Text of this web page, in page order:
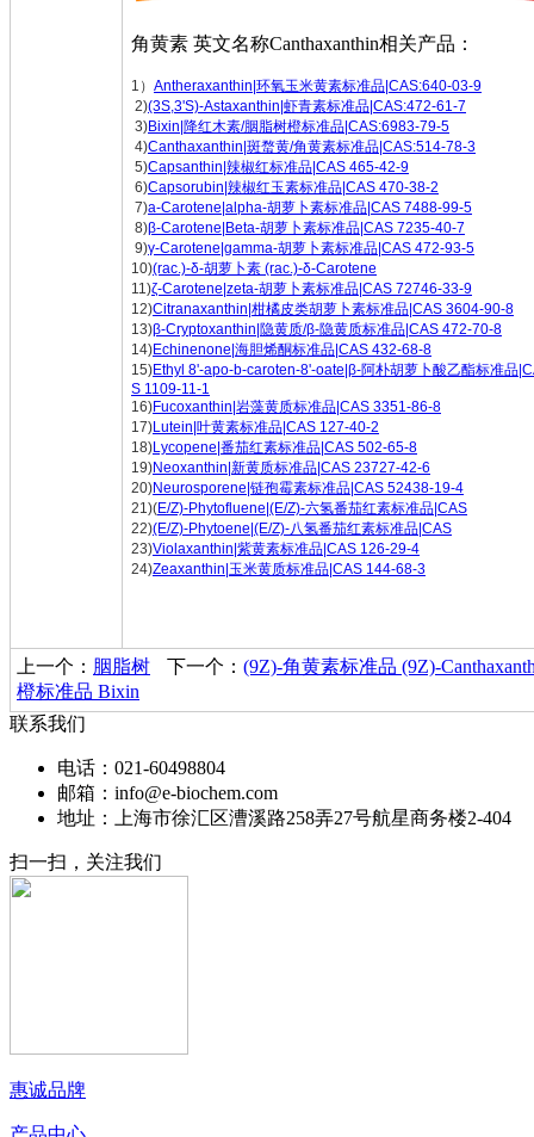
角黄素 英文名称Canthaxanthin相关产品：
1） Antheraxanthin|环氧玉米黄素标准品|CAS:640-03-9
2)(3S,3'S)-Astaxanthin|虾青素标准品|CAS:472-61-7
3)Bixin|降红木素/胭脂树橙标准品|CAS:6983-79-5
4)Canthaxanthin|斑蝥黄/角黄素标准品|CAS:514-78-3
5)Capsanthin|辣椒红标准品|CAS 465-42-9
6)Capsorubin|辣椒红玉素标准品|CAS 470-38-2
7)a-Carotene|alpha-胡萝卜素标准品|CAS 7488-99-5
8)β-Carotene|Beta-胡萝卜素标准品|CAS 7235-40-7
9)γ-Carotene|gamma-胡萝卜素标准品|CAS 472-93-5
10)(rac.)‐δ-胡萝卜素 (rac.)‐δ‐Carotene
11)ζ-Carotene|zeta-胡萝卜素标准品|CAS 72746-33-9
12)Citranaxanthin|柑橘皮类胡萝卜素标准品|CAS 3604-90-8
13)β-Cryptoxanthin|隐黄质/β-隐黄质标准品|CAS 472-70-8
14)Echinenone|海胆烯酮标准品|CAS 432-68-8
15)Ethyl 8'-apo-b-caroten-8'-oate|β-阿朴胡萝卜酸乙酯标准品
S 1109-11-1
16)Fucoxanthin|岩藻黄质标准品|CAS 3351-86-8
17)Lutein|叶黄素标准品|CAS 127-40-2
18)Lycopene|番茄红素标准品|CAS 502-65-8
19)Neoxanthin|新黄质标准品|CAS 23727-42-6
20)Neurosporene|链孢霉素标准品|CAS 52438-19-4
21)(E/Z)-Phytofluene|(E/Z)-六氢番茄红素标准品|CAS
22)(E/Z)-Phytoene|(E/Z)-八氢番茄红素标准品|CAS
23)Violaxanthin|紫黄素标准品|CAS 126-29-4
24)Zeaxanthin|玉米黄质标准品|CAS 144-68-3
下一个： (9Z)-角黄素标准品
上一个： 胭脂树
橙标准品 Bixin
联系我们
电话：021-60498804
邮箱：info@e-biochem.com
地址：上海市徐汇区漕溪路258弄27号航星商务楼2-404
扫一扫，关注我们
惠诚品牌